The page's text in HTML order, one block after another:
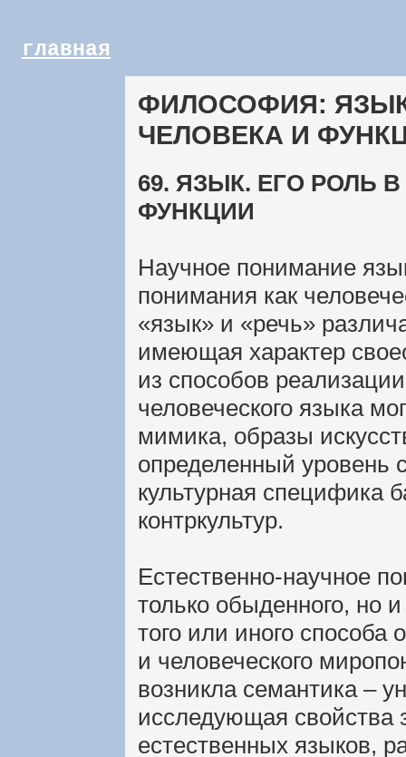
главная
ФИЛОСОФИЯ:
ЧЕЛОВЕКА И
69. ЯЗЫК. ЕГО РОЛЬ
ФУНКЦИИ
Научное понимание
понимания как
«язык» и «речь»
имеющая характер
из способов
человеческого языка
мимика, образы
определенный уровень
культурная специфика
контркультур.
Естественно-научное
только обыденного, но
того или иного
и человеческого
возникла семантика –
исследующая свойства
естественных языков,